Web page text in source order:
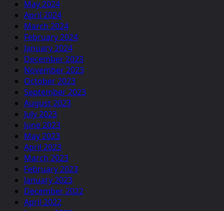
May 2024
April 2024
March 2024
February 2024
January 2024
December 2023
November 2023
October 2023
September 2023
August 2023
July 2023
June 2023
May 2023
April 2023
March 2023
February 2023
January 2023
December 2022
April 2022